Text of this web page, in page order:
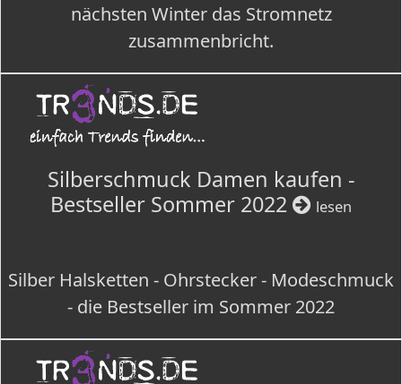
nächsten Winter das Stromnetz
zusammenbricht.
Silberschmuck Damen kaufen -
Bestseller Sommer 2022
lesen
Silber Halsketten - Ohrstecker - Modeschmuck
- die Bestseller im Sommer 2022